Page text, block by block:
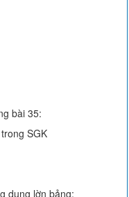
bài 35:
SGK
dụng lờn bảng: